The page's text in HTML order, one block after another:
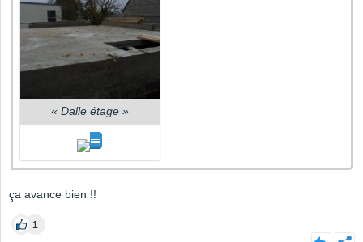
« Dalle étage »
ça avance bien !!
1